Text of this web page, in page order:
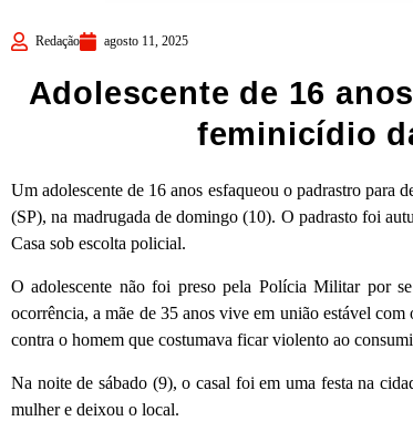
Redação agosto 11, 2025
Adolescente de 16
feminicídio
Um adolescente de 16 anos esfaqueou o padrastro
(SP), na madrugada de domingo (10). O padrasto foi
Casa sob escolta policial.
O adolescente não foi preso pela Polícia Militar por
ocorrência, a mãe de 35 anos vive em união estável
contra o homem que costumava ficar violento ao
Na noite de sábado (9), o casal foi em uma festa na
mulher e deixou o local.